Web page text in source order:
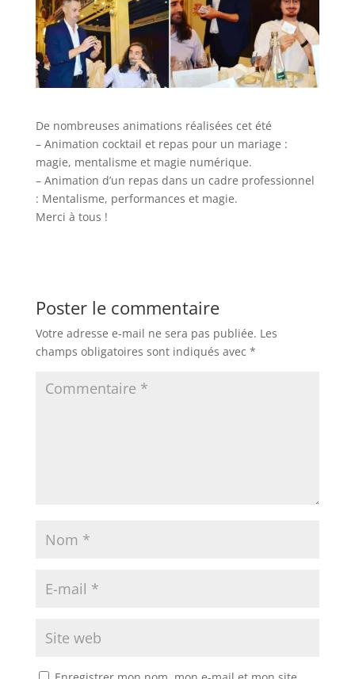
De nombreuses animations réalisées cet été
– Animation cocktail et repas pour un mariage :
magie, mentalisme et magie numérique.
– Animation d’un repas dans un cadre professionnel
: Mentalisme, performances et magie.
Merci à tous !
Poster le commentaire
Votre adresse e-mail ne sera pas publiée. Les
champs obligatoires sont indiqués avec *